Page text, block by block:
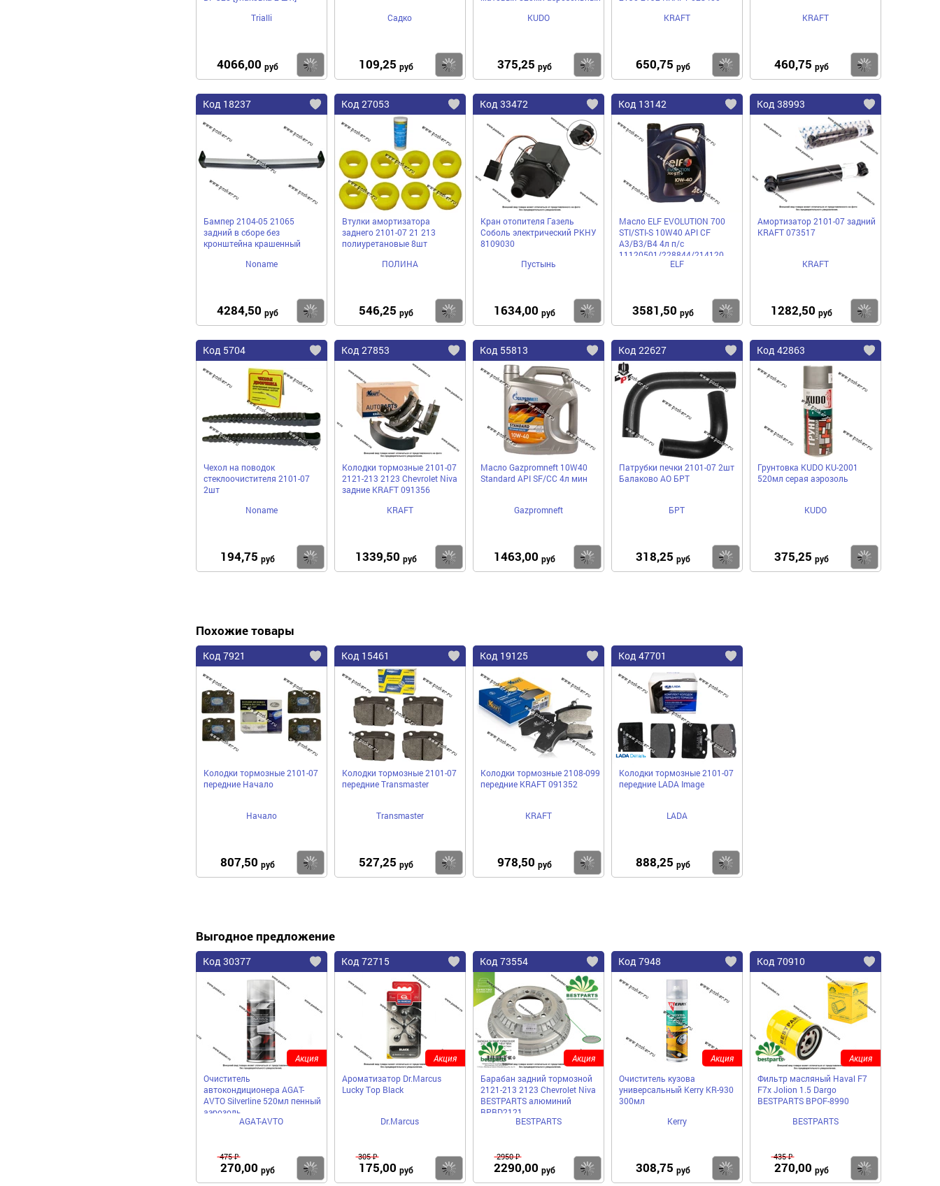
Trialli
4066,00 руб Купить
Садко
109,25 руб Купить
KUDO
375,25 руб Купить
KRAFT
650,75 руб Купить
KRAFT
460,75 руб
Код 18237
Бампер 2104-05 21065
задний в сборе без
кронштейна крашенный
Noname
4284,50 руб Купить
Код 27053
Втулки амортизатора
заднего 2101-07 21 213
полиуретановые 8шт
ПОЛИНА
546,25 руб Купить
Код 33472
Кран отопителя Газель
Соболь электрический РКНУ
8109030
Пустынь
1634,00 руб Купить
Код 13142
Масло ELF EVOLUTION 700
STI/STI-S 10W40 API CF
A3/B3/B4 4л п/с
11120501/228844/214120
ELF
3581,50 руб Купить
Код 38993
Амортизатор 2101-07 задний
KRAFT 073517
KRAFT
1282,50 руб
Код 5704
Чехол на поводок
стеклоочистителя 2101-07
2шт
Noname
194,75 руб Купить
Код 27853
Колодки тормозные 2101-07
2121-213 2123 Chevrolet Niva
задние KRAFT 091356
KRAFT
1339,50 руб Купить
Код 55813
Масло Gazpromneft 10W40
Standard API SF/CC 4л мин
Gazpromneft
1463,00 руб Купить
Код 22627
Патрубки печки 2101-07 2шт
Балаково АО БРТ
БРТ
318,25 руб Купить
Код 42863
Грунтовка KUDO KU-2001
520мл серая аэрозоль
KUDO
375,25 руб
Похожие товары
Код 7921
Колодки тормозные 2101-07
передние Начало
Начало
807,50 руб Купить
Код 15461
Колодки тормозные 2101-07
передние Transmaster
Transmaster
527,25 руб Купить
Код 19125
Колодки тормозные 2108-099
передние KRAFT 091352
KRAFT
978,50 руб Купить
Код 47701
Колодки тормозные 2101-07
передние LADA Image
LADA
888,25 руб
Выгодное предложение
Код 30377
Очиститель
автокондиционера AGAT-
AVTO Silverline 520мл пенный
аэрозоль
AGAT-AVTO
475 ₽
270,00 руб Купить
Акция
Код 72715
Ароматизатор Dr.Marcus
Lucky Top Black
Dr.Marcus
305 ₽
175,00 руб Купить
Акция
Код 73554
Барабан задний тормозной
2121-213 2123 Chevrolet Niva
BESTPARTS алюминий
BPBD2121
BESTPARTS
2950 ₽
2290,00 руб Купить
Акция
Код 7948
Очиститель кузова
универсальный Kerry KR-930
300мл
Kerry
308,75 руб Купить
Акция
Код 70910
Фильтр масляный Haval F7
F7x Jolion 1.5 Dargo
BESTPARTS BPOF-8990
BESTPARTS
435 ₽
270,00 руб
Акция